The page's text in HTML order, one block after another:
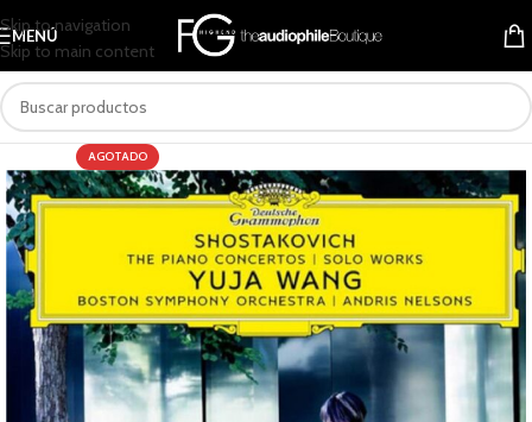
Skip to navigation
Skip to main content
MENÚ
AGOTADO